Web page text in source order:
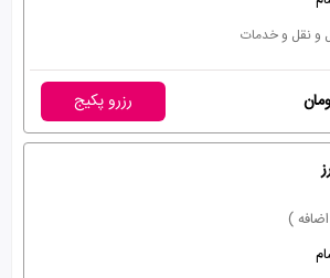
و نقل و خدمات
رزرو پکیج
)